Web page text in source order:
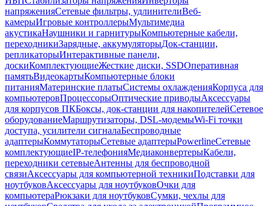
напряженияСетевые фильтры, удлинителиВеб-
камерыИгровые контроллерыМультимедиа
акустикаНаушники и гарнитурыКомпьютерные кабели,
переходникиЗарядные, аккумуляторыДок-станции,
репликаторыИнтерактивные панели,
доскиКомплектующиеЖесткие диски, SSDОперативная
памятьВидеокартыКомпьютерные блоки
питанияМатеринские платыСистемы охлажденияКорпуса для
компьютеровПроцессорыОптические приводыАксессуары
для корпусов ПКБоксы, док-станции для накопителейСетевое
оборудованиеМаршрутизаторы, DSL-модемыWi-Fi точки
доступа, усилители сигналаБеспроводные
адаптерыКоммутаторыСетевые адаптерыPowerlineСетевые
комплектующиеIP-телефонияМедиаконвертерыКабели,
переходники сетевыеАнтенны для беспроводной
связиАксессуары для компьютерной техникиПодставки для
ноутбуковАксессуары для ноутбуковОчки для
компьютераРюкзаки для ноутбуковСумки, чехлы для